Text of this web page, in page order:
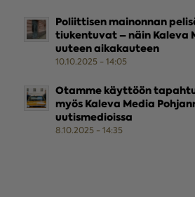
Poliittisen mainonnan
tiukentuvat – näin Kaleva
uuteen aikakauteen
10.10.2025 - 14:05
Otamme käyttöön
myös Kaleva Media
uutismedioissa
8.10.2025 - 14:35